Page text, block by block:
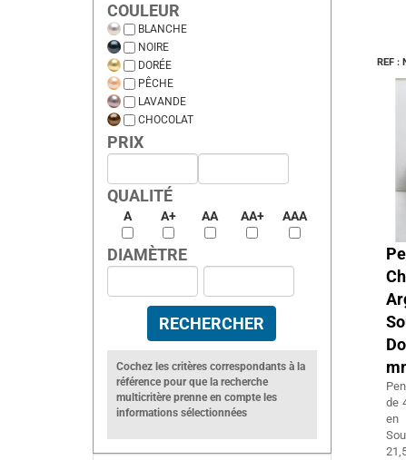
COULEUR
BLANCHE
NOIRE
DORÉE
PÊCHE
LAVANDE
CHOCOLAT
PRIX
QUALITÉ
A A+ AA AA+ AAA
DIAMÈTRE
Cochez les critères correspondants à la
référence pour que la recherche
multicritère prenne en compte les
informations sélectionnées
REF :
de
en